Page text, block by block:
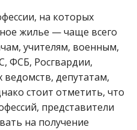
на которых
жилье — чаще всего
учителям, военным,
ФСБ, Росгвардии,
депутатам,
стоит отметить, что
представители
на получение